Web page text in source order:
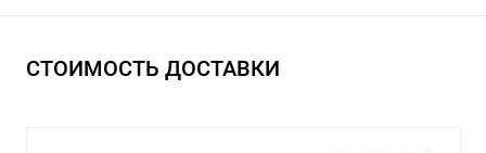
СТОИМОСТЬ ДОСТАВКИ